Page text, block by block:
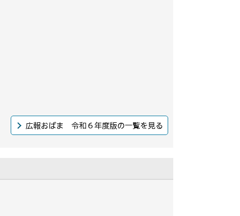
広報おばま 令和６年度版の一覧を見る